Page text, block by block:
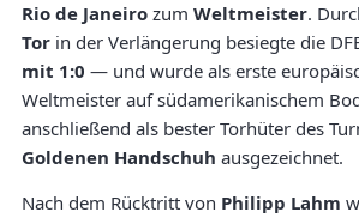
Rio de Janeiro zum Weltmeister.
Tor in der Verlängerung besiegte die
mit 1:0 — und wurde als erste
Weltmeister auf südamerikanischem
anschließend als bester Torhüter des
Goldenen Handschuh ausgezeichnet.
Nach dem Rücktritt von Philipp Lahm